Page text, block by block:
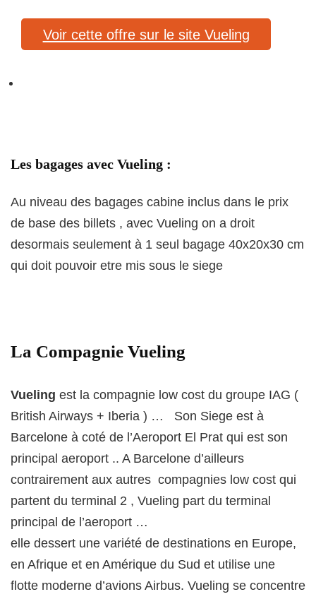
Voir cette offre sur le site Vueling
Les bagages avec Vueling :
Au niveau des bagages cabine inclus dans le prix
de base des billets , avec Vueling on a droit
desormais seulement à 1 seul bagage 40x20x30 cm
qui doit pouvoir etre mis sous le siege
La Compagnie Vueling
Vueling est la compagnie low cost du groupe IAG (
British Airways + Iberia ) … Son Siege est à
Barcelone à coté de l’Aeroport El Prat qui est son
principal aeroport .. A Barcelone d’ailleurs
contrairement aux autres compagnies low cost qui
partent du terminal 2 , Vueling part du terminal
principal de l’aeroport …
elle dessert une variété de destinations en Europe,
en Afrique et en Amérique du Sud et utilise une
flotte moderne d’avions Airbus. Vueling se concentre